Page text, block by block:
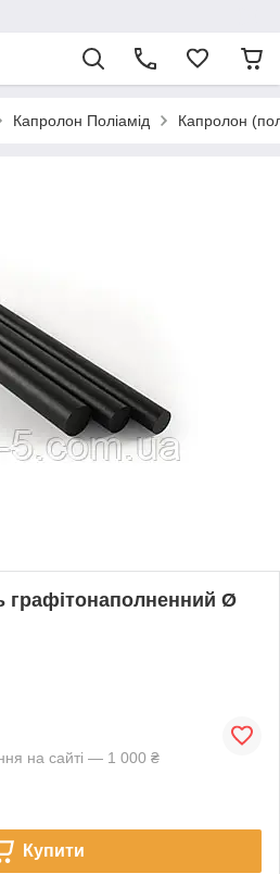
Капролон Поліамід Капролон
графітонаполненний Ø
на сайті — 1 000 ₴
Купити